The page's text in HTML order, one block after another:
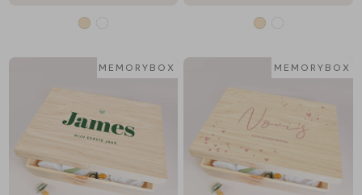
MEMORYBOX MEMORYBOX